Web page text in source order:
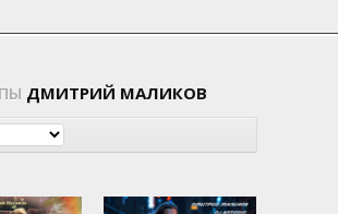
ДМИТРИЙ МАЛИКОВ